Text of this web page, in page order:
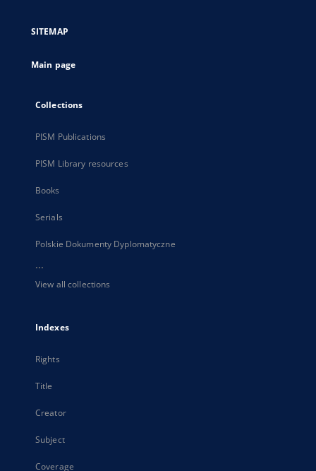
new
SITEMAP
Main page
Collections
PISM Publications
PISM Library resources
Books
Serials
Polskie Dokumenty Dyplomatyczne
...
View all collections
Indexes
Rights
Title
Creator
Subject
Coverage